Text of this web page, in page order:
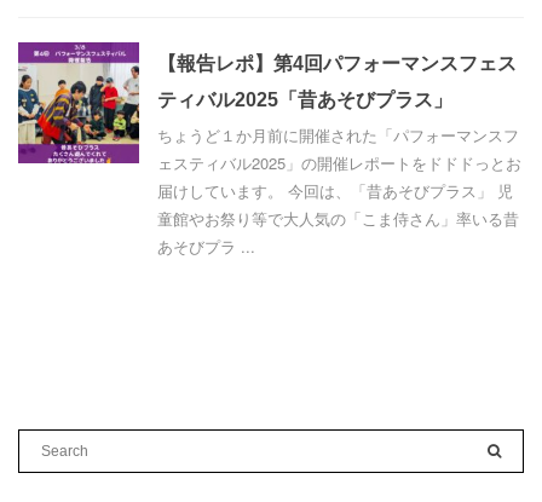
【報告レポ】第4回パフォーマンスフェス
ティバル2025「昔あそびプラス」
ちょうど１か月前に開催された「パフォーマンスフ
ェスティバル2025」の開催レポートをドドドっとお
届けしています。 今回は、「昔あそびプラス」 児
童館やお祭り等で大人気の「こま侍さん」率いる昔
あそびプラ ...